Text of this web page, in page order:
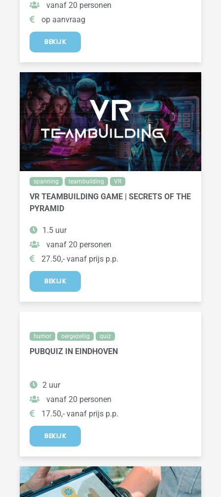
vanaf 20 personen
op aanvraag
BEKIJK
spanning teambuilding VR
VR TEAMBUILDING GAME | SECRETS OF THE
PYRAMID
1.5 uur
vanaf 20 personen
27.50,- vanaf prijs p.p.
BEKIJK
humor oergezellig quiz
PUBQUIZ IN EINDHOVEN
2 uur
vanaf 20 personen
17.50,- vanaf prijs p.p.
BEKIJK